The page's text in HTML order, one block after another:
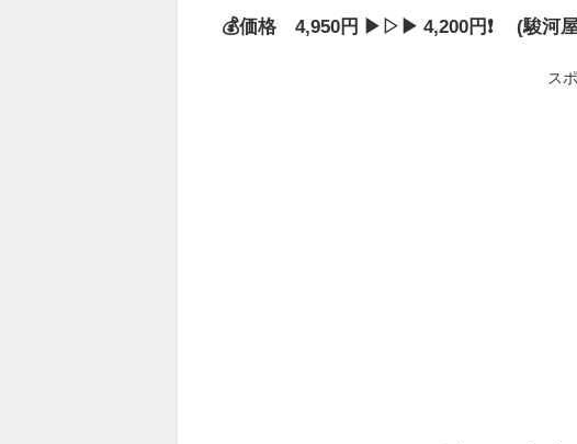
💰価格 4,950円 ▶▷▶ 4,200円❗ (駿河屋
ス